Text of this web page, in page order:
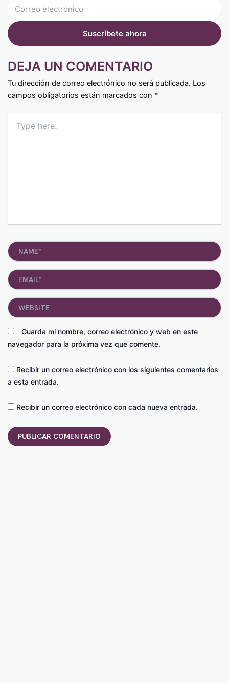
DEJA UN COMENTARIO
Tu dirección de correo electrónico no será publicada. Los
campos obligatorios están marcados con *
here..
Name*
Email*
Guarda mi nombre, correo electrónico y web en este
navegador para la próxima vez que comente.
Website
Recibir un correo electrónico con los siguientes comentarios
a esta entrada.
Recibir un correo electrónico con cada nueva entrada.